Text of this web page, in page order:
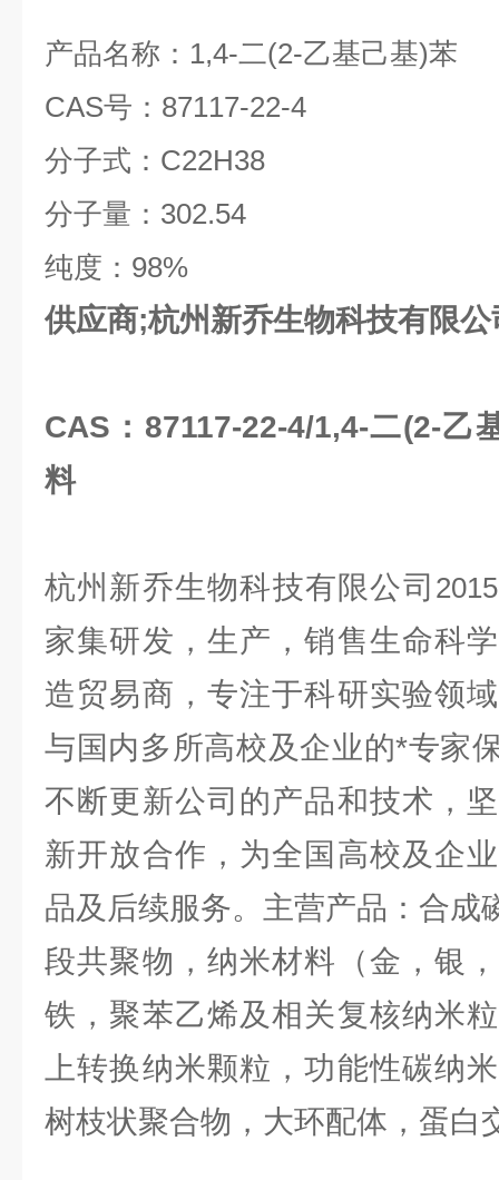
产品名称： 1,4-二(2-乙基己基)苯
CAS号： 87117-22-4
分子式： C22H38
分子量： 302.54
纯度： 98%
供应商;杭州新乔生物科技有限公
CAS：87117-22-4/1,4-二(2-乙
料
杭州新乔生物科技有限公司 2015
家集研发，生产，销售生命科
造贸易商，专注于科研实验领
与国内多所高校及企业的*专家
不断更新公司的产品和技术，
新开放合作，为全国高校及企
品及后续服务。主营产品：合成
段共聚物，纳米材料（金，银
铁，聚苯乙烯及相关复核纳米
上转换纳米颗粒，功能性碳纳
树枝状聚合物，大环配体，蛋白